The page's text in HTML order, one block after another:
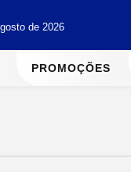
de 2026
PROMOÇÕES